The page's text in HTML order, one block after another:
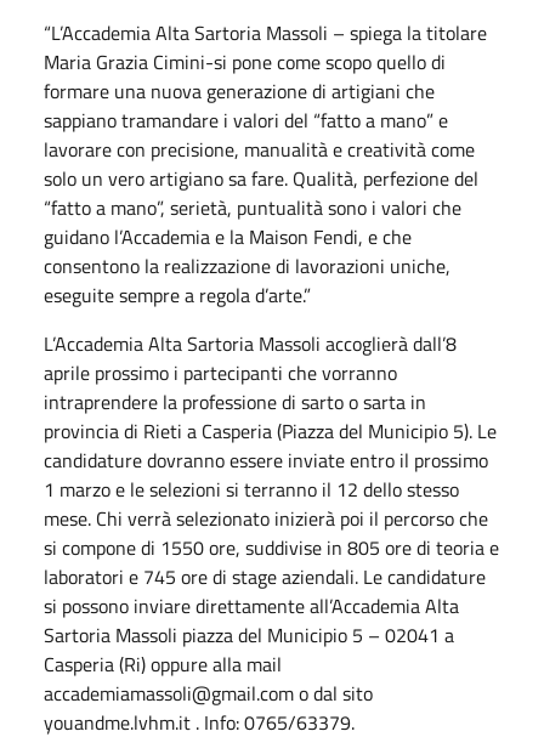
“L’Accademia Alta Sartoria Massoli – spiega la titolare
Maria Grazia Cimini-si pone come scopo quello di
formare una nuova generazione di artigiani che
sappiano tramandare i valori del “fatto a mano” e
lavorare con precisione, manualità e creatività come
solo un vero artigiano sa fare. Qualità, perfezione del
“fatto a mano”, serietà, puntualità sono i valori che
guidano l’Accademia e la Maison Fendi, e che
consentono la realizzazione di lavorazioni uniche,
eseguite sempre a regola d’arte.”
L’Accademia Alta Sartoria Massoli accoglierà dall’8
aprile prossimo i partecipanti che vorranno
intraprendere la professione di sarto o sarta in
provincia di Rieti a Casperia (Piazza del Municipio 5). Le
candidature dovranno essere inviate entro il prossimo
1 marzo e le selezioni si terranno il 12 dello stesso
mese. Chi verrà selezionato inizierà poi il percorso che
si compone di 1550 ore, suddivise in 805 ore di teoria e
laboratori e 745 ore di stage aziendali. Le candidature
si possono inviare direttamente all’Accademia Alta
Sartoria Massoli piazza del Municipio 5 – 02041 a
Casperia (Ri) oppure alla mail
accademiamassoli@gmail.com o dal sito
youandme.lvhm.it . Info: 0765/63379.